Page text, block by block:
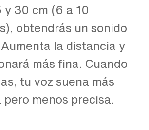
y 30 cm (6 a 10
obtendrás un sonido
la distancia y
más fina. Cuando
tu voz suena más
pero menos precisa.